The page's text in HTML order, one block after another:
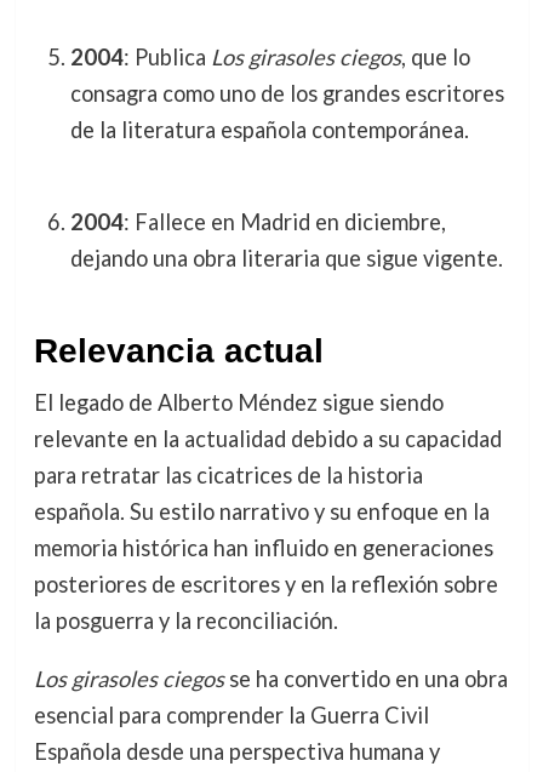
2004: Publica Los girasoles ciegos, que lo
consagra como uno de los grandes escritores
de la literatura española contemporánea.
2004: Fallece en Madrid en diciembre,
dejando una obra literaria que sigue vigente.
Relevancia actual
El legado de Alberto Méndez sigue siendo
relevante en la actualidad debido a su capacidad
para retratar las cicatrices de la historia
española. Su estilo narrativo y su enfoque en la
memoria histórica han influido en generaciones
posteriores de escritores y en la reflexión sobre
la posguerra y la reconciliación.
Los girasoles ciegosse ha convertido en una obra
esencial para comprender la Guerra Civil
Española desde una perspectiva humana y